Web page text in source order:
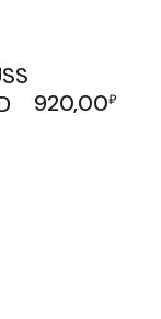
920,00₽